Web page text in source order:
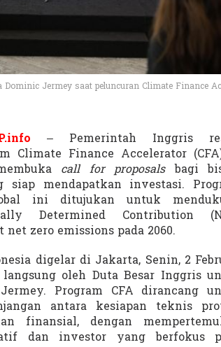
Jermey saat peluncuran Climate Finance
– Pemerintah Inggris
Climate Finance Accelerator
call for proposalsbagi
siap mendapatkan investasi.
ini ditujukan untuk
Determined Contribution
zero emissions pada 2060.
digelar di Jakarta, Senin, 2
oleh Duta Besar Inggris
Program CFA dirancang
antara kesiapan teknis
finansial, dengan
dan investor yang berfokus